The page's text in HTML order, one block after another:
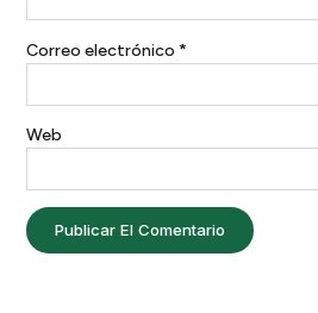
Correo electrónico*
Web